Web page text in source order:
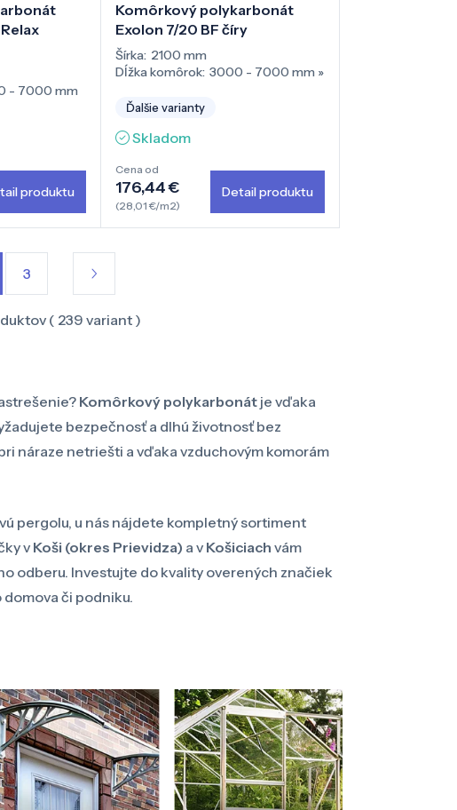
- 7000 mm
produktu
Komôrkový polykarbonát
Exolon 7/20 BF číry
Šírka: 2100 mm
Dĺžka komôrok: 3000 - 7000 mm »
Ďalšie varianty
Skladom
Cena od
176,44 €
(28,01 €/m2)
Detail produktu
3
( 239 variant )
Komôrkový polykarbonátje vďaka
bezpečnosť a dlhú životnosť bez
náraze netriešti a vďaka vzduchovým komorám
pergolu, u nás nájdete kompletný sortiment
vKoši (okres Prievidza) a v Košiciach vám
odberu. Investujte do kvality overených značiek
či podniku.